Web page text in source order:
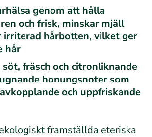
genom att hålla
och frisk, minskar mjäll
irriterad hårbotten, vilket ger
hår
söt, fräsch och citronliknande
honungsnoter som
och uppfriskande
framställda eteriska